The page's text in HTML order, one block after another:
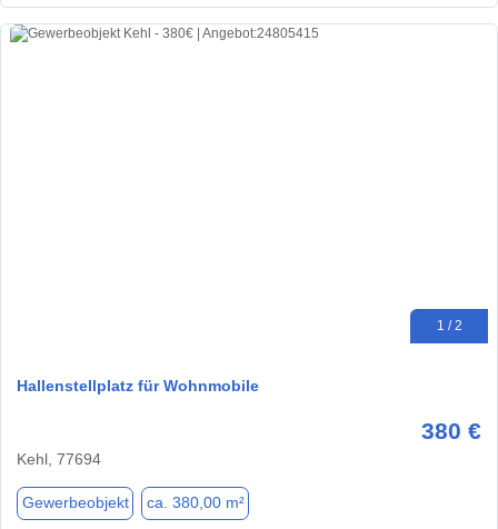
1 / 2
Hallenstellplatz für Wohnmobile
380 €
Kehl, 77694
Gewerbeobjekt ca. 380,00 m²